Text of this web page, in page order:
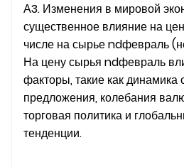
А3. Изменения в мировой
существенное влияние на
числе на сырье ndфевраль
На цену сырья ndфевраль
факторы, такие как динамика
предложения, колебания
торговая политика и
тенденции.